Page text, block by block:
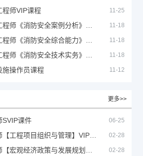
程师VIP课程 11-25
11-18
11-18
11-18
施操作员课程 11-12
更多>>
SVIP课件 06-25
02-28
02-28